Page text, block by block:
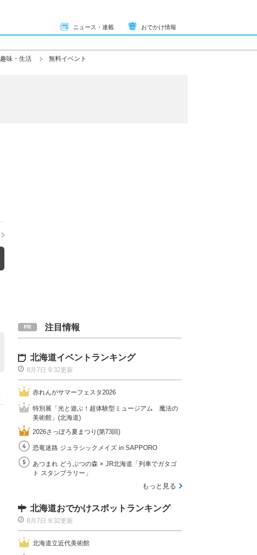
ニュース・連載 おでかけ情報
趣味・生活 無料イベント
注目情報
北海道イベントランキング
8月7日 9:32更新
赤れんがサマーフェスタ2026
特別展「光と遊ぶ！超体験型ミュージアム 魔法の
美術館」(北海道)
2026さっぽろ夏まつり(第73回)
恐竜迷路 ジュラシックメイズ in SAPPORO
あつまれ どうぶつの森 × JR北海道「列車でガタゴ
ト スタンプラリー」
もっと見る
北海道おでかけスポットランキング
8月7日 9:32更新
北海道立近代美術館